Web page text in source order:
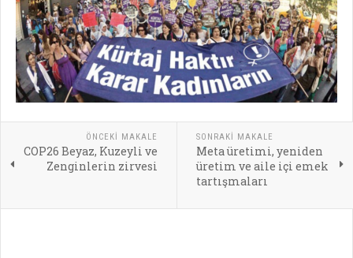
ÖNCEKI MAKALE
COP26 Beyaz, Kuzeyli ve
Zenginlerin zirvesi
SONRAKI MAKALE
Meta üretimi, yeniden
üretim ve aile içi emek
tartışmaları